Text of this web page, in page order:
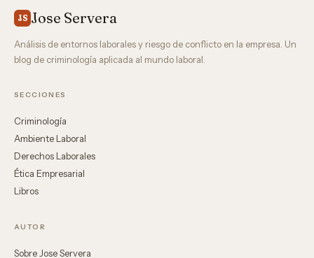
JS Jose Servera
Análisis de entornos laborales y riesgo de conflicto en la empresa. Un
blog de criminología aplicada al mundo laboral.
SECCIONES
Criminología
Ambiente Laboral
Derechos Laborales
Ética Empresarial
Libros
AUTOR
Sobre Jose Servera